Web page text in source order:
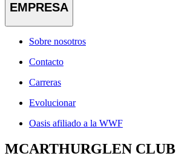
EMPRESA
Sobre nosotros
Contacto
Carreras
Evolucionar
Oasis afiliado a la WWF
MCARTHURGLEN CLUB